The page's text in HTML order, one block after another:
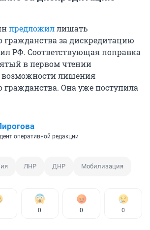
предложиллишать
гражданства за дискредитацию
РФ. Соответствующая поправка
в первом чтении
возможности лишения
гражданства. Она уже поступила
оперативной редакции
ЛНР ДНР Мобилизация
0 0 0